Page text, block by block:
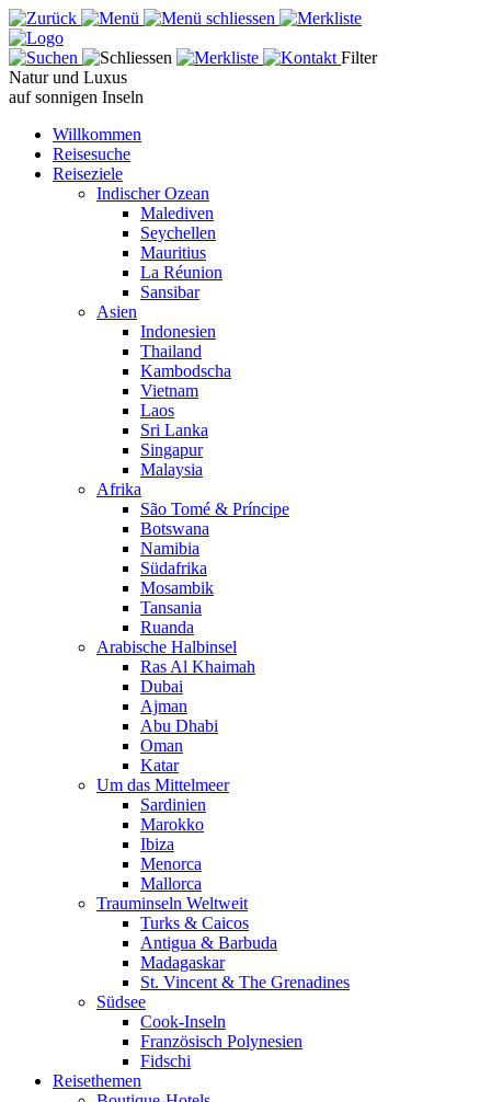
Filter
Natur und Luxus
auf sonnigen Inseln
Willkommen
Reisesuche
Reiseziele
Indischer Ozean
Malediven
Seychellen
Mauritius
La Réunion
Sansibar
Asien
Indonesien
Thailand
Kambodscha
Vietnam
Laos
Sri Lanka
Singapur
Malaysia
Afrika
São Tomé & Príncipe
Botswana
Namibia
Südafrika
Mosambik
Tansania
Ruanda
Arabische Halbinsel
Ras Al Khaimah
Dubai
Ajman
Abu Dhabi
Oman
Katar
Um das Mittelmeer
Sardinien
Marokko
Ibiza
Menorca
Mallorca
Trauminseln Weltweit
Turks & Caicos
Antigua & Barbuda
Madagaskar
St. Vincent & The Grenadines
Südsee
Cook-Inseln
Französisch Polynesien
Fidschi
Reisethemen